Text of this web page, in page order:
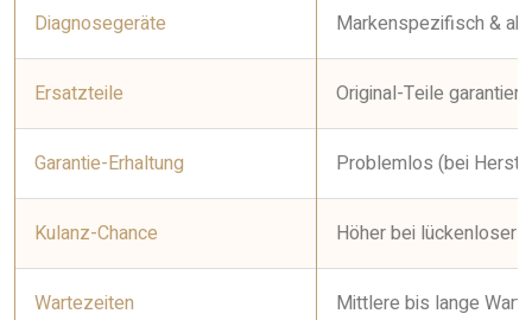
Diagnosegeräte Markenspezifisch &
Ersatzteile Original-Teile garantiert
Garantie-Erhaltung Problemlos (bei
Kulanz-Chance Höher bei lückenloser
Wartezeiten Mittlere bis lange